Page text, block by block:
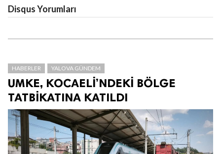
Disqus Yorumları
HABERLER YALOVA GÜNDEM
UMKE, KOCAELİ’NDEKİ BÖLGE
TATBİKATINA KATILDI